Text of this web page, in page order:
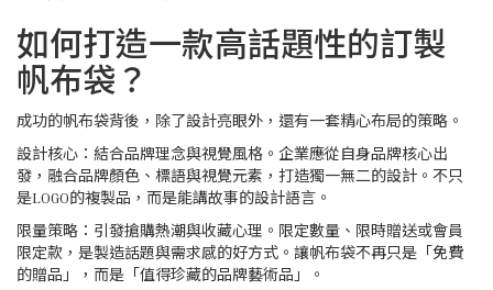
如何打造一款高話題性的訂製
帆布袋？
成功的帆布袋背後，除了設計亮眼外，還有一套精心布局的策略。
設計核心：結合品牌理念與視覺風格。企業應從自身品牌核心出
發，融合品牌顏色、標語與視覺元素，打造獨一無二的設計。不只
是LOGO的複製品，而是能講故事的設計語言。
限量策略：引發搶購熱潮與收藏心理。限定數量、限時贈送或會員
限定款，是製造話題與需求感的好方式。讓帆布袋不再只是「免費
的贈品」，而是「值得珍藏的品牌藝術品」。